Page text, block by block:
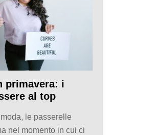
primavera: i
al top
le passerelle
nel momento in cui ci